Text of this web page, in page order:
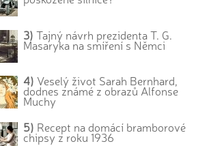
3) Tajný návrh prezidenta T. G.
Masaryka na smíření s Němci
4) Veselý život Sarah Bernhard,
dodnes známé z obrazů Alfonse
Muchy
5) Recept na domácí bramborové
chipsy z roku 1936